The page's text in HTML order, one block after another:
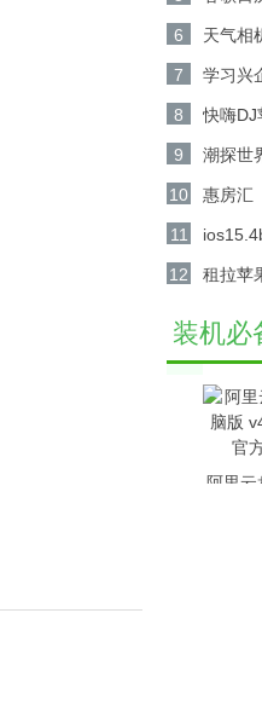
6 天气相
7 学习兴
8 快嗨DJ
9 潮探世
10 惠房汇
11
12 租拉苹
装机必
阿里云